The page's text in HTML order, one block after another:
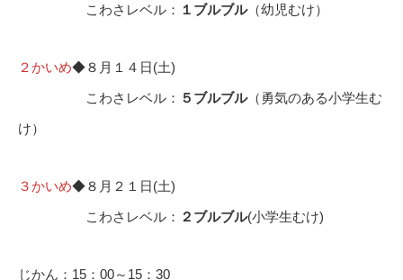
こわさレベル： １ブルブル（幼児むけ）
２かいめ◆８月１４日(土)
こわさレベル： ５ブルブル（勇気のある小学生む
け）
３かいめ◆８月２１日(土)
こわさレベル： ２ブルブル(小学生むけ)
じかん：15：00～15：30